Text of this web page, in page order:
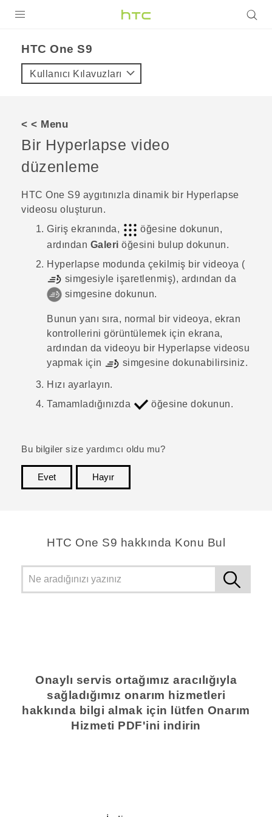
VIVE
VIVERSE
DESTEK
HTC One S9‎
Kullanıcı Kılavuzları
< < Menu
Bir Hyperlapse video
düzenleme
HTC One S9‍ aygıtınızla dinamik bir Hyperlapse
videosu oluşturun.
Giriş ekranında,
öğesine dokunun,
ardından Galeri öğesini bulup dokunun.
Hyperlapse modunda çekilmiş bir videoya (
simgesiyle işaretlenmiş), ardından da
simgesine dokunun.
Bunun yanı sıra, normal bir videoya, ekran
kontrollerini görüntülemek için ekrana,
ardından da videoyu bir Hyperlapse videosu
yapmak için
simgesine dokunabilirsiniz.
Hızı ayarlayın.
Tamamladığınızda
öğesine dokunun.
Bu bilgiler size yardımcı oldu mu?
Evet
Hayır
HTC One S9 hakkında Konu Bul
Onaylı servis ortağımız aracılığıyla
sağladığımız onarım hizmetleri
hakkında bilgi almak için lütfen Onarım
Hizmeti PDF'ini indirin